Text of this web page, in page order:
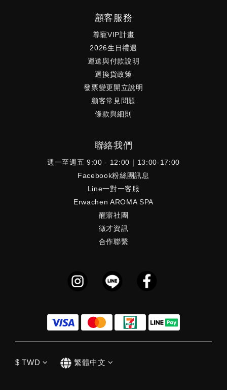
顧客服務
尊寵VIP計畫
2026生日禮遇
運送與付款說明
退換貨政策
發票變更開立說明
顧客常見問題
條款與細則
聯絡我們
週一至週五 9:00 - 12:00｜13:00-17:00
Facebook粉絲團訊息
Line一對一客服
Erwachen AROMA SPA
醒寤社團
徵才資訊
合作聯繫
$ TWD 繁體中文